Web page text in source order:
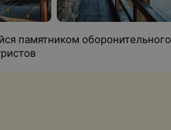
памятником оборонительного
туристов